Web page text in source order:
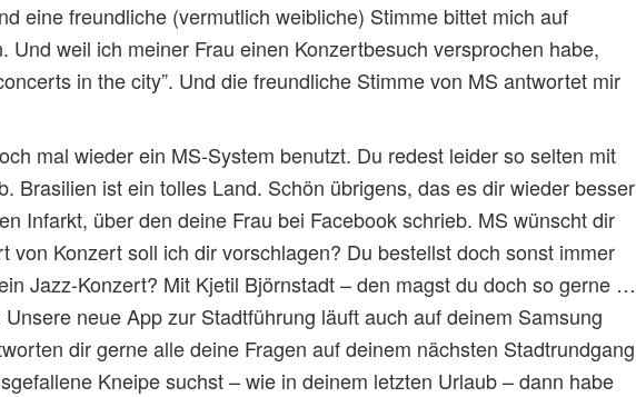
eine freundliche (vermutlich weibliche) Stimme bittet mich auf
Und weil ich meiner Frau einen Konzertbesuch versprochen habe,
in the city”. Und die freundliche Stimme von MS antwortet mir
mal wieder ein MS-System benutzt. Du redest leider so selten mit
Brasilien ist ein tolles Land. Schön übrigens, das es dir wieder besser
Infarkt, über den deine Frau bei Facebook schrieb. MS wünscht dir
von Konzert soll ich dir vorschlagen? Du bestellst doch sonst immer
Jazz-Konzert? Mit Kjetil Björnstadt – den magst du doch so gerne …
neue App zur Stadtführung läuft auch auf deinem Samsung
dir gerne alle deine Fragen auf deinem nächsten Stadtrundgang
Kneipe suchst – wie in deinem letzten Urlaub – dann habe